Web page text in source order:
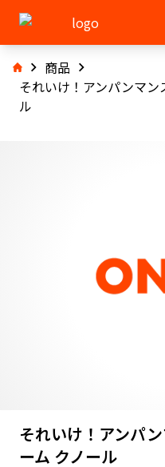
商品
それいけ！アンパンマン
ル
それいけ！アンパ
ーム クノール